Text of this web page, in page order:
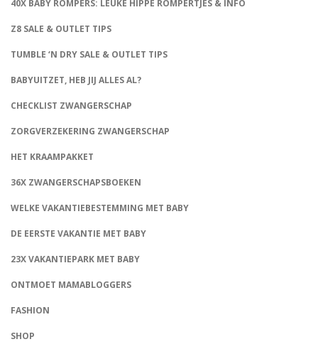
40X BABY ROMPERS: LEUKE HIPPE ROMPERTJES & INFO
Z8 SALE & OUTLET TIPS
TUMBLE ‘N DRY SALE & OUTLET TIPS
BABYUITZET, HEB JIJ ALLES AL?
CHECKLIST ZWANGERSCHAP
ZORGVERZEKERING ZWANGERSCHAP
HET KRAAMPAKKET
36X ZWANGERSCHAPSBOEKEN
WELKE VAKANTIEBESTEMMING MET BABY
DE EERSTE VAKANTIE MET BABY
23X VAKANTIEPARK MET BABY
ONTMOET MAMABLOGGERS
FASHION
SHOP